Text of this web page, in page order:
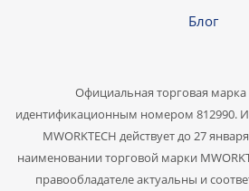
Блог
Официальная торговая марка
идентификационным номером 812990.
MWORKTECH действует до 27
наименовании торговой марки
правообладателе актуальны и